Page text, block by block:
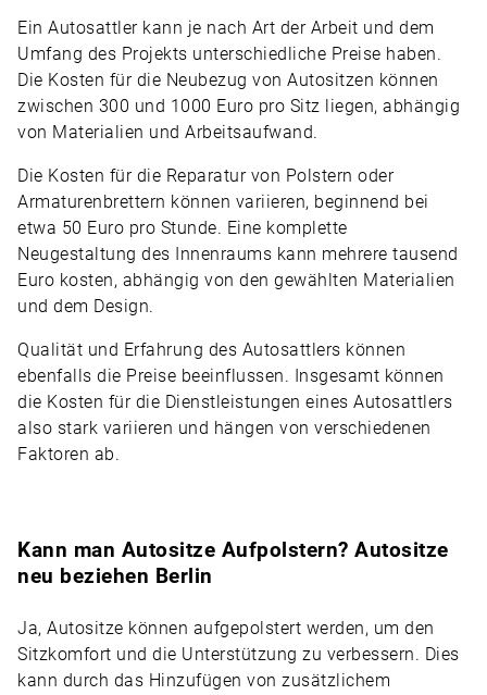
Ein Autosattler kann je nach Art der Arbeit und dem
Umfang des Projekts unterschiedliche Preise haben.
Die Kosten für die Neubezug von Autositzen können
zwischen 300 und 1000 Euro pro Sitz liegen, abhängig
von Materialien und Arbeitsaufwand.
Die Kosten für die Reparatur von Polstern oder
Armaturenbrettern können variieren, beginnend bei
etwa 50 Euro pro Stunde. Eine komplette
Neugestaltung des Innenraums kann mehrere tausend
Euro kosten, abhängig von den gewählten Materialien
und dem Design.
Qualität und Erfahrung des Autosattlers können
ebenfalls die Preise beeinflussen. Insgesamt können
die Kosten für die Dienstleistungen eines Autosattlers
also stark variieren und hängen von verschiedenen
Faktoren ab.
Kann man Autositze Aufpolstern? Autositze
neu beziehen Berlin
Ja, Autositze können aufgepolstert werden, um den
Sitzkomfort und die Unterstützung zu verbessern. Dies
kann durch das Hinzufügen von zusätzlichem